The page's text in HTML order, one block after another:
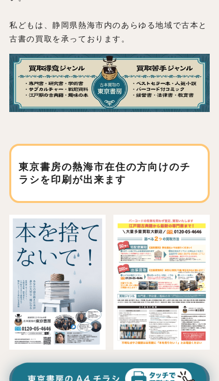
私どもは、静岡県熱海市内のあらゆる地域で古本と
古書の買取を承っております。
東京書房の熱海市在住の方向けのチ
ラシを印刷が出来ます